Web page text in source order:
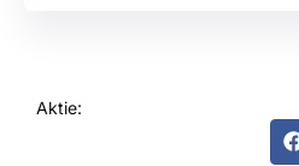
Aktie: